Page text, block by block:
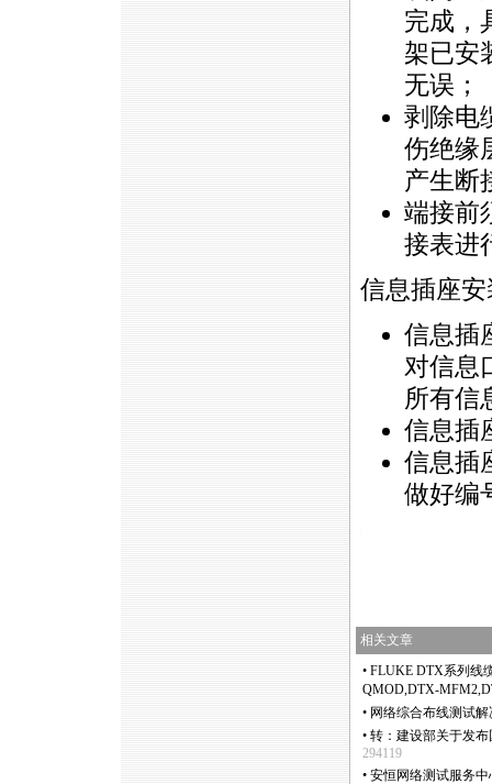
完成，
架已安
无误；
剥除电
伤绝缘
产生断
端接前
接表进
信息插座安
信息插
对信息
所有信
信息插
信息插
做好编
相关文章
• FLUKE DTX系列线
QMOD,DTX-
• 网络综合布线测试
• 转：建设部关于发
294119
• 安恒网络测试服务